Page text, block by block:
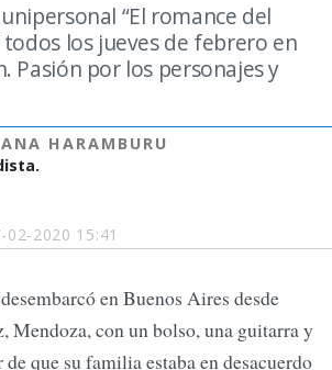
02-2020 15:41
“El romance del
todos los jueves de febrero en
Pasión por los personajes y
HARAMBURU
en Buenos Aires desde
Mendoza, con un bolso, una guitarra y
de que su familia estaba en desacuerdo